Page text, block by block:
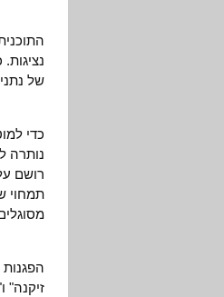
של
כדי
נותרה
רושם
תמחוי
זיקנה"